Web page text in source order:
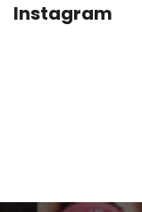
Instagram